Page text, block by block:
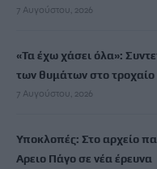
7 Αυγούστου, 2026
«Τα έχω χάσει όλα»:
των θυμάτων στο τροχαίο
7 Αυγούστου, 2026
Υποκλοπές: Στο αρχείο
Αρειο Πάγο σε νέα έρευνα